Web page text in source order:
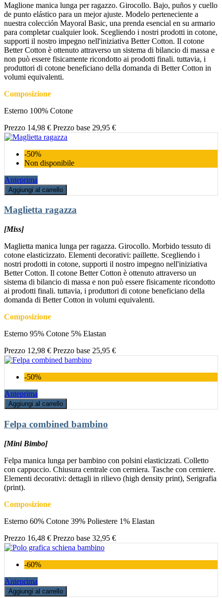
Maglione manica lunga per ragazzo. Girocollo. Bajo, puños y cuello
de punto elástico para un mejor ajuste. Modelo perteneciente a
nuestra colección Mayoral Basic, una prenda esencial en su armario
para completar cualquier look. Scegliendo i nostri prodotti in cotone,
supporti il nostro impegno nell'iniziativa Better Cotton. Il cotone
Better Cotton è ottenuto attraverso un sistema di bilancio di massa e
non può essere fisicamente ricondotto ai prodotti finali. tuttavia, i
produttori di cotone beneficiano della domanda di Better Cotton in
volumi equivalenti.
Composizione
Esterno 100% Cotone
Prezzo 14,98 € Prezzo base 29,95 €
-50%
Non disponibile
Anteprima
Aggiungi al carrello
Maglietta ragazza
[Miss]
Maglietta manica lunga per ragazza. Girocollo. Morbido tessuto di
cotone elasticizzato. Elementi decorativi: paillette. Scegliendo i
nostri prodotti in cotone, supporti il nostro impegno nell'iniziativa
Better Cotton. Il cotone Better Cotton è ottenuto attraverso un
sistema di bilancio di massa e non può essere fisicamente ricondotto
ai prodotti finali. tuttavia, i produttori di cotone beneficiano della
domanda di Better Cotton in volumi equivalenti.
Composizione
Esterno 95% Cotone 5% Elastan
Prezzo 12,98 € Prezzo base 25,95 €
-50%
Anteprima
Aggiungi al carrello
Felpa combined bambino
[Mini Bimbo]
Felpa manica lunga per bambino con polsini elasticizzati. Colletto
con cappuccio. Chiusura centrale con cerniera. Tasche con cerniere.
Elementi decorativi: dettagli in rilievo (high density print), Serigrafia
(print).
Composizione
Esterno 60% Cotone 39% Poliestere 1% Elastan
Prezzo 16,48 € Prezzo base 32,95 €
-60%
Anteprima
Aggiungi al carrello